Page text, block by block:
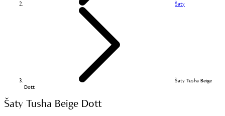
Šaty
Šaty Tusha Beige
Dott
Šaty Tusha Beige Dott